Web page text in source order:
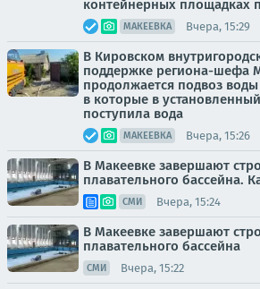
контейнерных площадках
МАКЕЕВКА Вчера, 15:29
В Кировском
поддержке региона-шефа
продолжается подвоз
в которые в
поступила вода
МАКЕЕВКА Вчера, 15:26
В Макеевке завершают
плавательного бассейна.
СМИ Вчера, 15:24
В Макеевке завершают
плавательного бассейна
СМИ Вчера, 15:22